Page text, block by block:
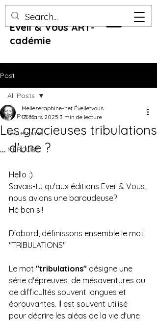
Eveil & Vous ART-
cadémie
Post
All Posts
recreature
MERCURE
All Posts
Les gracieuses tribulations
... d'une ?
Melleseraphine-net Éveiletvous
13 mars 2025 3 min de lecture
Hello :)
Savais-tu qu'aux éditions Eveil & Vous,
nous avions une baroudeuse?
Hé ben si!
D'abord, définissons ensemble le mot
"TRIBULATIONS"
Le mot "tribulations" désigne une
série d'épreuves, de mésaventures ou
de difficultés souvent longues et
éprouvantes. Il est souvent utilisé
pour décrire les aléas de la vie d'une